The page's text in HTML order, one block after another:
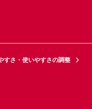
すさ・使いやすさの調整